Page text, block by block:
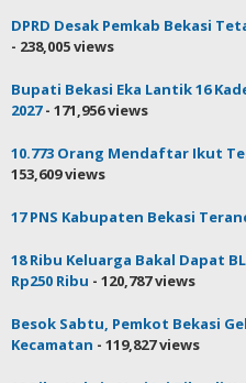
DPRD Desak Pemkab Bekasi
- 238,005 views
Bupati Bekasi Eka Lantik 16
2027- 171,956 views
10.773 Orang Mendaftar Ikut
153,609 views
17 PNS Kabupaten Bekasi
18 Ribu Keluarga Bakal Dapat
Rp250 Ribu - 120,787 views
Besok Sabtu, Pemkot Bekasi
Kecamatan - 119,827 views